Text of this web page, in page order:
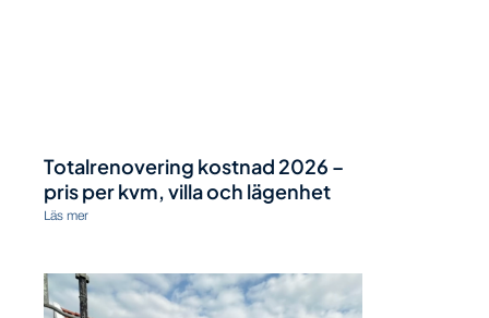
Totalrenovering kostnad 2026 –
pris per kvm, villa och lägenhet
Läs mer